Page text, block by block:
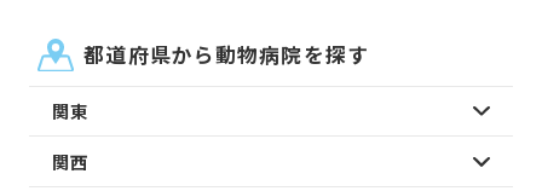
都道府県から動物病院を探す
関東
関西